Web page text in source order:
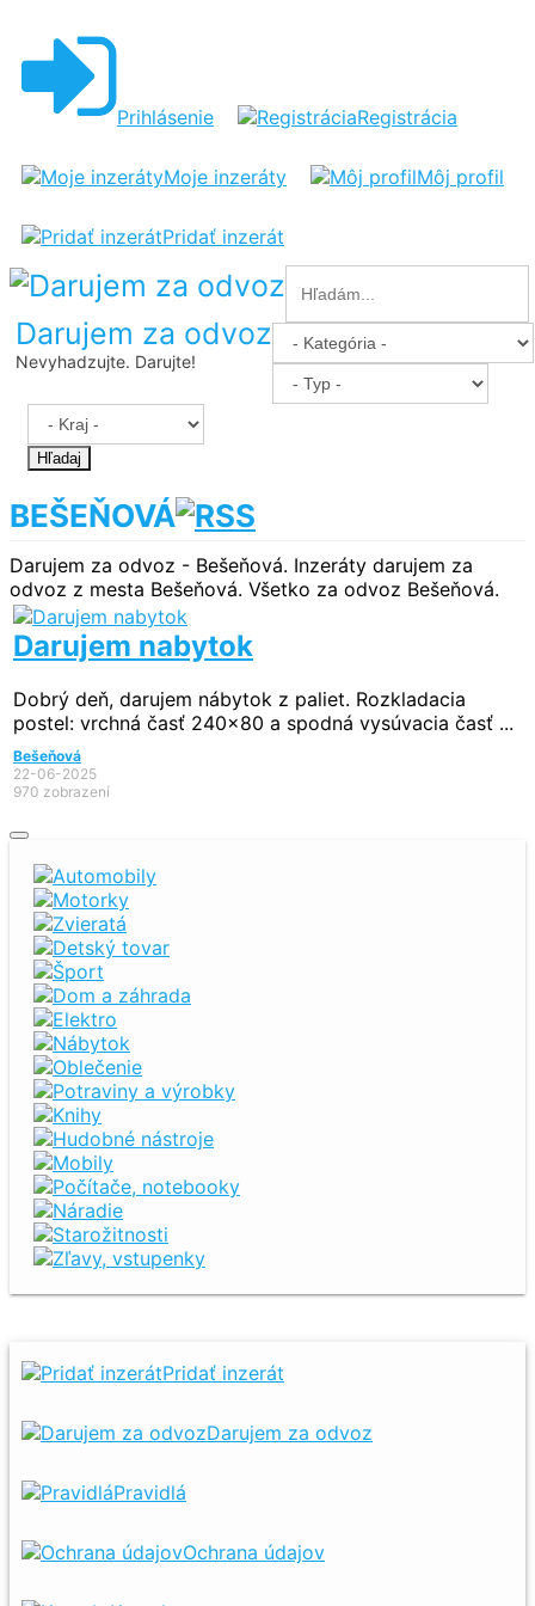
Prihlásenie Registrácia
Moje inzeráty Môj profil
Pridať inzerát
Darujem za odvoz
Nevyhadzujte. Darujte!
Hľadaj
BEŠEŇOVÁ
Darujem za odvoz - Bešeňová. Inzeráty darujem za
odvoz z mesta Bešeňová. Všetko za odvoz Bešeňová.
Darujem nabytok
Dobrý deň, darujem nábytok z paliet. Rozkladacia
postel: vrchná časť 240x80 a spodná vysúvacia časť ...
Bešeňová
22-06-2025
970 zobrazení
Automobily
Motorky
Zvieratá
Detský tovar
Šport
Dom a záhrada
Elektro
Nábytok
Oblečenie
Potraviny a výrobky
Knihy
Hudobné nástroje
Mobily
Počítače, notebooky
Náradie
Starožitnosti
Zľavy, vstupenky
Pridať inzerát
Darujem za odvoz
Pravidlá
Ochrana údajov